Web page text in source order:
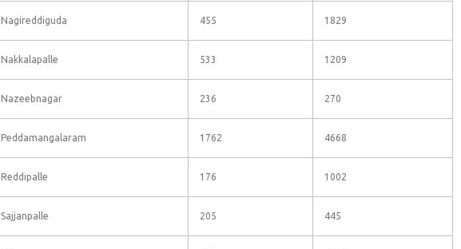
Nagireddiguda 455 1829
Nakkalapalle 533 1209
Nazeebnagar 236 270
Peddamangalaram 1762 4668
Reddipalle 176 1002
Sajjanpalle 205 445